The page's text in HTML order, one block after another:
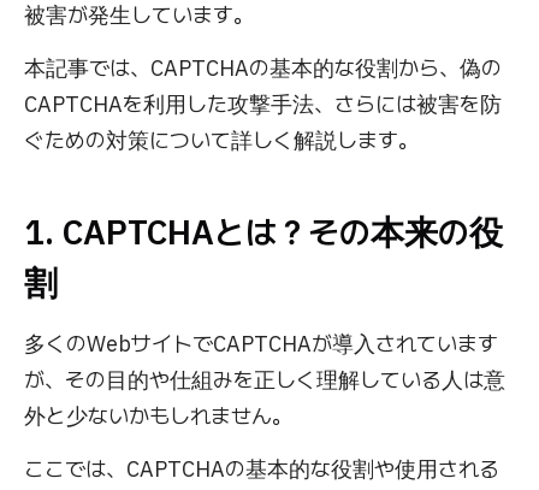
被害が発生しています。
本記事では、CAPTCHAの基本的な役割から、偽の
CAPTCHAを利用した攻撃手法、さらには被害を防
ぐための対策について詳しく解説します。
1. CAPTCHAとは？その本来の役
割
多くのWebサイトでCAPTCHAが導入されています
が、その目的や仕組みを正しく理解している人は意
外と少ないかもしれません。
ここでは、CAPTCHAの基本的な役割や使用される